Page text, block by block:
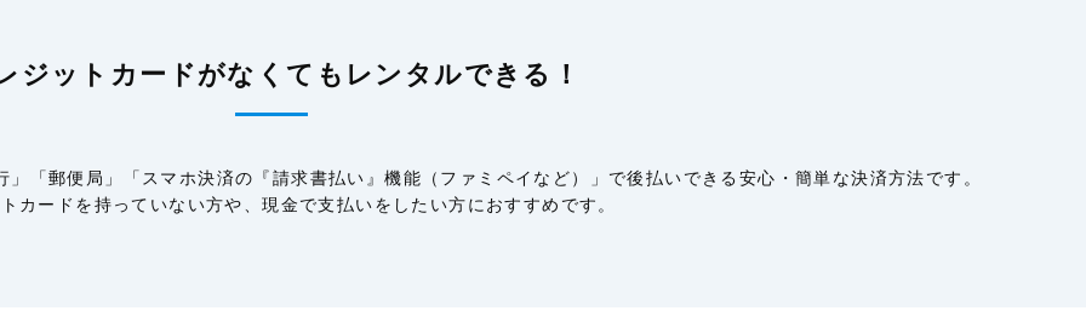
ジットカードがなくてもレンタルできる！
「郵便局」「スマホ決済の『請求書払い』機能（ファミペイなど）」で後払いできる安心・簡単な決済方法です。
カードを持っていない方や、現金で支払いをしたい方におすすめです。